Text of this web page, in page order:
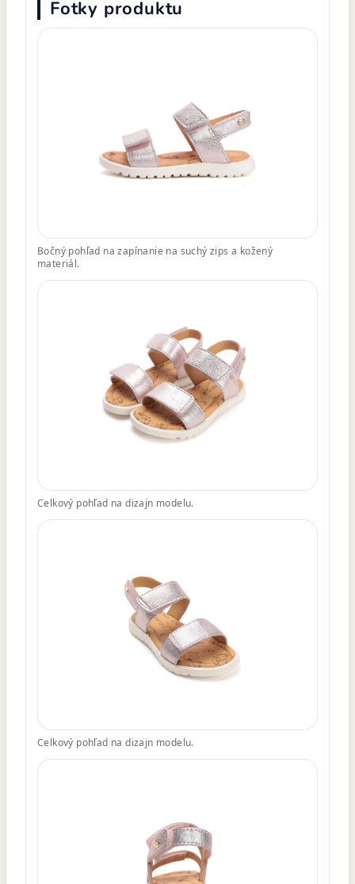
Fotky produktu
Bočný pohľad na zapínanie na suchý zips a kožený
materiál.
Celkový pohľad na dizajn modelu.
Celkový pohľad na dizajn modelu.